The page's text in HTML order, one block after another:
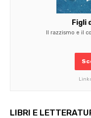
Figli
Il razzismo e il
Link
LIBRI E